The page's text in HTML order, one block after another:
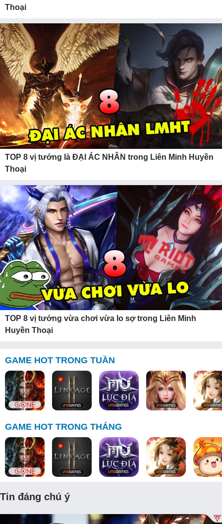
Thoại
TOP 8 vị tướng là ĐẠI ÁC NHÂN trong Liên Minh Huyền
Thoại
TOP 8 vị tướng vừa chơi vừa lo sợ trong Liên Minh
Huyền Thoại
GAME HOT TRONG TUẦN
GAME HOT TRONG THÁNG
Tin đáng chú ý